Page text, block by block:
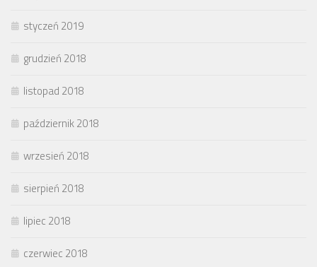
styczeń 2019
grudzień 2018
listopad 2018
październik 2018
wrzesień 2018
sierpień 2018
lipiec 2018
czerwiec 2018